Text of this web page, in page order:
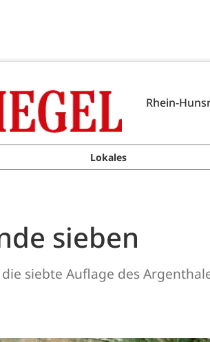
Rhein-
Lokales
sieben
siebte Auflage des